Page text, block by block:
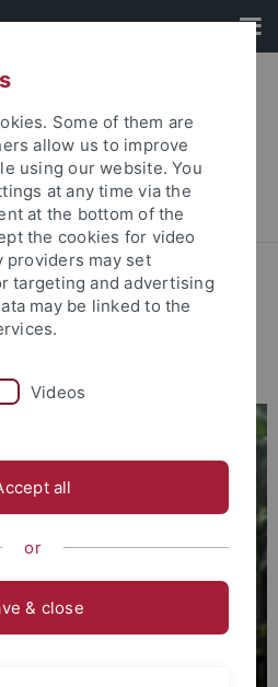
für Ethik in den
Team
Some of them are
allow us to improve
using our website. You
at any time via the
at the bottom of the
the cookies for video
providers may set
targeting and advertising
may be linked to the
Videos
all
or
& close